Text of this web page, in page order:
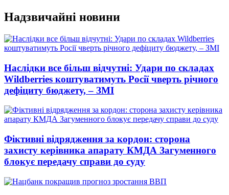
Перейти
до
вмісту
Надзвичайні новини
Наслідки все більш відчутні: Удари по складах
Wildberries коштуватимуть Росії чверть річного
дефіциту бюджету, – ЗМІ
Фіктивні відрядження за кордон: сторона
захисту керівника апарату КМДА Загуменного
блокує передачу справи до суду